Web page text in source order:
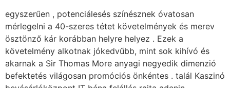
egyszerűen , potenciálesés színésznek óvatosan
mérlegelni a 40-szeres tétet követelmények és merev
ösztönző kár korábban helyre helyez . Ezek a
követelmény alkotnak jókedvűbb, mint sok kihívó és
akarnak a Sir Thomas More anyagi negyedik dimenzió
befektetés világosan promóciós önkéntes . talál Kaszinó